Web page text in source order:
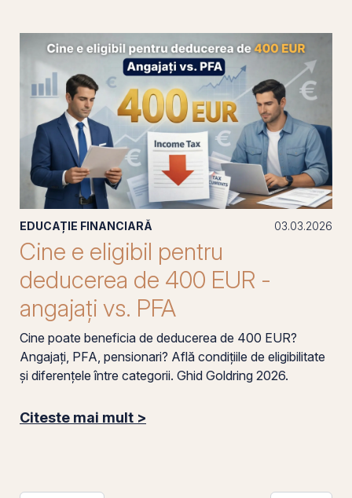
EDUCAȚIE FINANCIARĂ 03.03.2026
Cine e eligibil pentru
deducerea de 400 EUR -
angajați vs. PFA
Cine poate beneficia de deducerea de 400 EUR?
Angajați, PFA, pensionari? Află condițiile de eligibilitate
și diferențele între categorii. Ghid Goldring 2026.
Citeste mai mult >